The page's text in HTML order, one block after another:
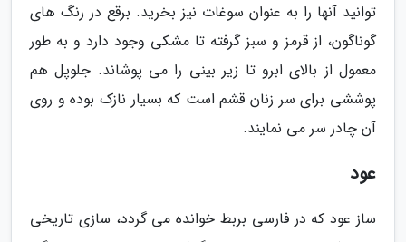
توانید آنها را به عنوان سوغات نیز بخرید. برقع در رنگ های
گوناگون، از قرمز و سبز گرفته تا مشکی وجود دارد و به طور
معمول از بالای ابرو تا زیر بینی را می پوشاند. جلوپل هم
پوششی برای سر زنان قشم است که بسیار نازک بوده و روی
آن چادر سر می نمایند.
عود
ساز عود که در فارسی بربط خوانده می گردد، سازی تاریخی